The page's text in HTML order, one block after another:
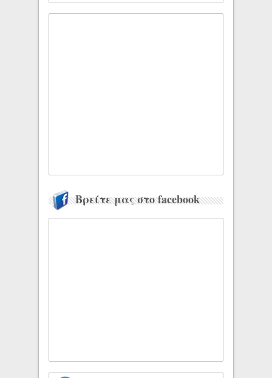
Βρείτε μας στο facebook